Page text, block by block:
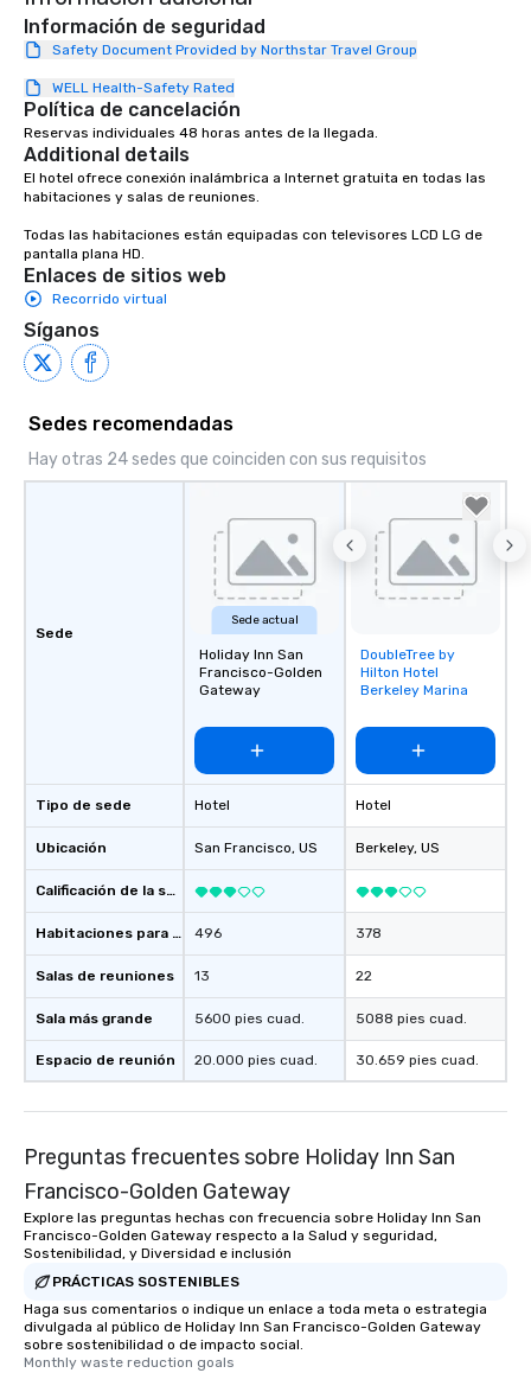
Información de seguridad
Safety Document Provided by Northstar Travel Group
WELL Health-Safety Rated
Política de cancelación
Reservas individuales 48 horas antes de la llegada.
Additional details
El hotel ofrece conexión inalámbrica a Internet gratuita en todas las
habitaciones y salas de reuniones.
Todas las habitaciones están equipadas con televisores LCD LG de
pantalla plana HD.
Enlaces de sitios web
Recorrido virtual
Síganos
Sedes recomendadas
Hay otras 24 sedes que coinciden con sus requisitos
Sede
Tipo de sede
Ubicación
Calificación de la sede
Habitaciones para huéspedes
Salas de reuniones
Sala más grande
Espacio de reunión
Sede actual
Holiday Inn San
Francisco-Golden
Gateway
Hotel
San Francisco, US
496
13
5600 pies cuad.
20.000 pies cuad.
Removed from
favorites
DoubleTree by
Hilton Hotel
Berkeley Marina
Hotel
Berkeley, US
378
22
5088 pies cuad.
30.659 pies cuad.
Preguntas frecuentes sobre Holiday Inn San
Francisco-Golden Gateway
Explore las preguntas hechas con frecuencia sobre Holiday Inn San
Francisco-Golden Gateway respecto a la Salud y seguridad,
Sostenibilidad, y Diversidad e inclusión
PRÁCTICAS SOSTENIBLES
Haga sus comentarios o indique un enlace a toda meta o estrategia
divulgada al público de Holiday Inn San Francisco-Golden Gateway
sobre sostenibilidad o de impacto social.
Monthly waste reduction goals